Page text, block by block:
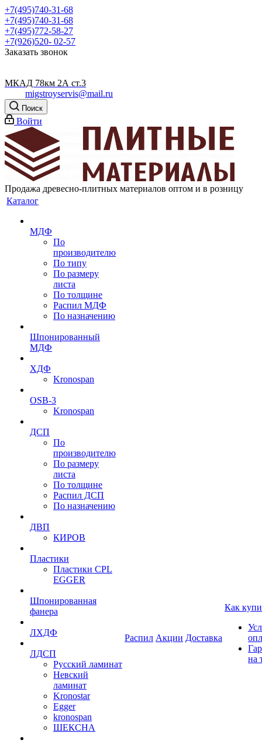
+7(495)740-31-68
+7(495)740-31-68
+7(495)772-58-27
+7(926)520- 02-57
Заказать звонок
МКАД 78км 2А ст.3
migstroyservis@mail.ru
Поиск
Войти
Продажа древесно-плитных материалов оптом и в розницу
Каталог
МДФ
По
производителю
По типу
По размеру
листа
По толщине
Распил МДФ
По назначению
Шпонированный
МДФ
ХДФ
Kronospan
OSB-3
Kronospan
ДСП
По
производителю
По размеру
листа
По толщине
Распил ДСП
По назначению
ДВП
КИРОВ
Пластики
Пластики CPL
EGGER
Шпонированная
фанера
ЛХДФ
ЛДСП
Русский ламинат
Невский
ламинат
Kronostar
Egger
kronospan
ШЕКСНА
Распил Акции Доставка
Как
на